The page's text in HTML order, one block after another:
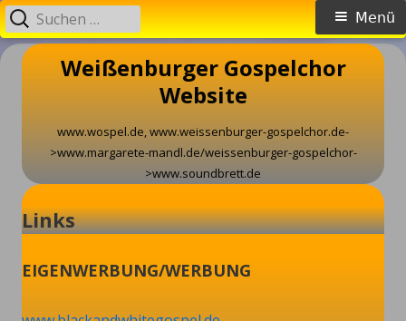
Springe
Weißenburger Gospelchor
Website
www.wospel.de, www.weissenburger-gospelchor.de-
>www.margarete-mandl.de/weissenburger-gospelchor-
>www.soundbrett.de
Primäres
Menü
Menü
Suche
nach:
Links
EIGENWERBUNG/WERBUNG